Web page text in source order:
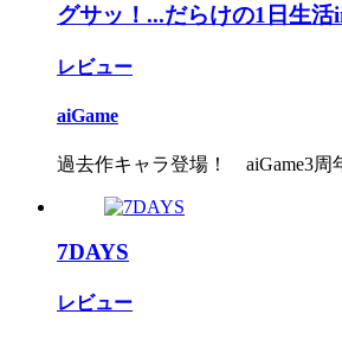
グサッ！...だらけの1日生活
レビュー
aiGame
過去作キャラ登場！ aiGame3周
7DAYS
レビュー